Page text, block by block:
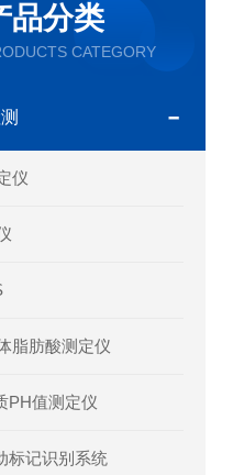
品分类
CATEGORY
仪
脂肪酸测定仪
PH值测定仪
标记识别系统